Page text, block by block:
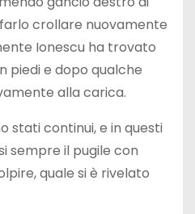
crollare nuovamente
Ionescu ha trovato
piedi e dopo qualche
alla carica.
stati continui, e in questi
sempre il pugile con
quale si è rivelato